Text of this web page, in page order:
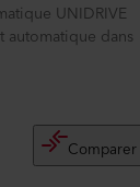
UNIDRIVE
dans
Comparer